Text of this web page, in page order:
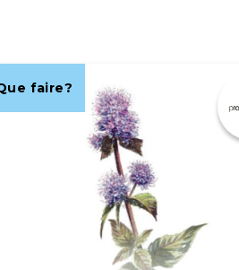
faire?